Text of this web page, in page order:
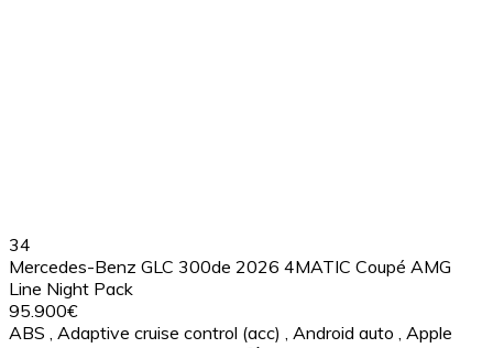
34
Mercedes-Benz GLC 300de 2026 4MATIC Coupé AMG
Line Night Pack
95.900€
ABS
Adaptive cruise control (acc) Android auto
Apple